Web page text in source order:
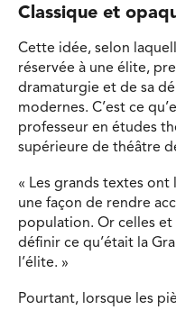
Classique et
Cette idée, selon
réservée à une élite,
dramaturgie et de sa
modernes. C’est ce
professeur en études
supérieure de théâtre
« Les grands textes ont
une façon de rendre
population. Or celles
définir ce qu’était la
l’élite. »
Pourtant, lorsque les